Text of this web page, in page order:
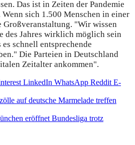
Das ist in Zeiten der Pandemie
sich 1.500 Menschen in einer
Großveranstaltung. "Wir wissen
des Jahres wirklich möglich sein
schnell entsprechende
Die Parteien in Deutschland
Zeitalter ankommen".
LinkedIn WhatsApp Reddit E-
auf deutsche Marmelade treffen
eröffnet Bundesliga trotz